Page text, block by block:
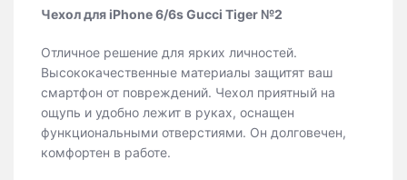
Чехол для iPhone 6/6s Gucci Tiger №2
Отличное решение для ярких личностей.
Высококачественные материалы защитят ваш
смартфон от повреждений. Чехол приятный на
ощупь и удобно лежит в руках, оснащен
функциональными отверстиями. Он долговечен,
комфортен в работе.